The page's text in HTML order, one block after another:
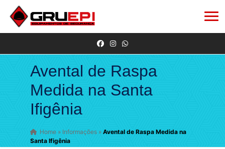
Avental de Raspa
Medida na Santa
Ifigênia
Home» Informações » Avental de Raspa Medida na
Santa Ifigênia